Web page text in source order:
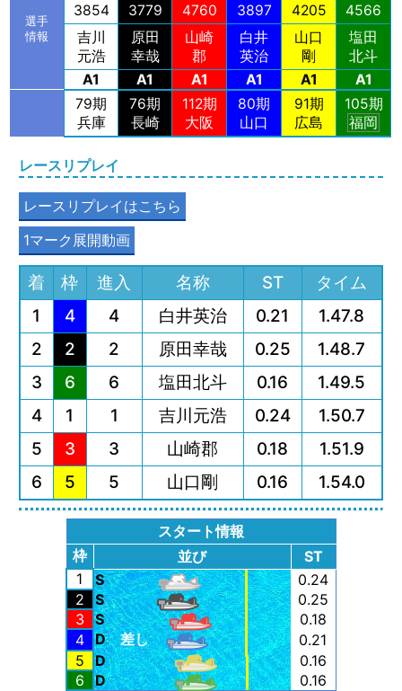
選手
情報
3854
3779 4760 3897 4205
4566
吉川
元浩
原田
幸哉
山崎
郡
白井
英治
山口
剛
塩田
北斗
A1
A1 A1 A1 A1
A1
79期
兵庫
76期
長崎
112期
大阪
80期
山口
91期
広島
105期
福岡
レースリプレイ
レースリプレイはこちら
1マーク展開動画
着 枠 進入 名称 ST
タイム
1
4 4 白井英治 0.21
1.47.8
2
2 2 原田幸哉 0.25
1.48.7
3
6 6 塩田北斗 0.16
1.49.5
4
1 1 吉川元浩 0.24
1.50.7
5
3 3 山崎郡 0.18
1.51.9
6
5 5 山口剛 0.16 1.54.0
スタート情報
枠
並び
ST
1
S
0.24
2
S
0.25
3
S
0.18
4 D 差し
0.21
5
D
0.16
6
D 0.16